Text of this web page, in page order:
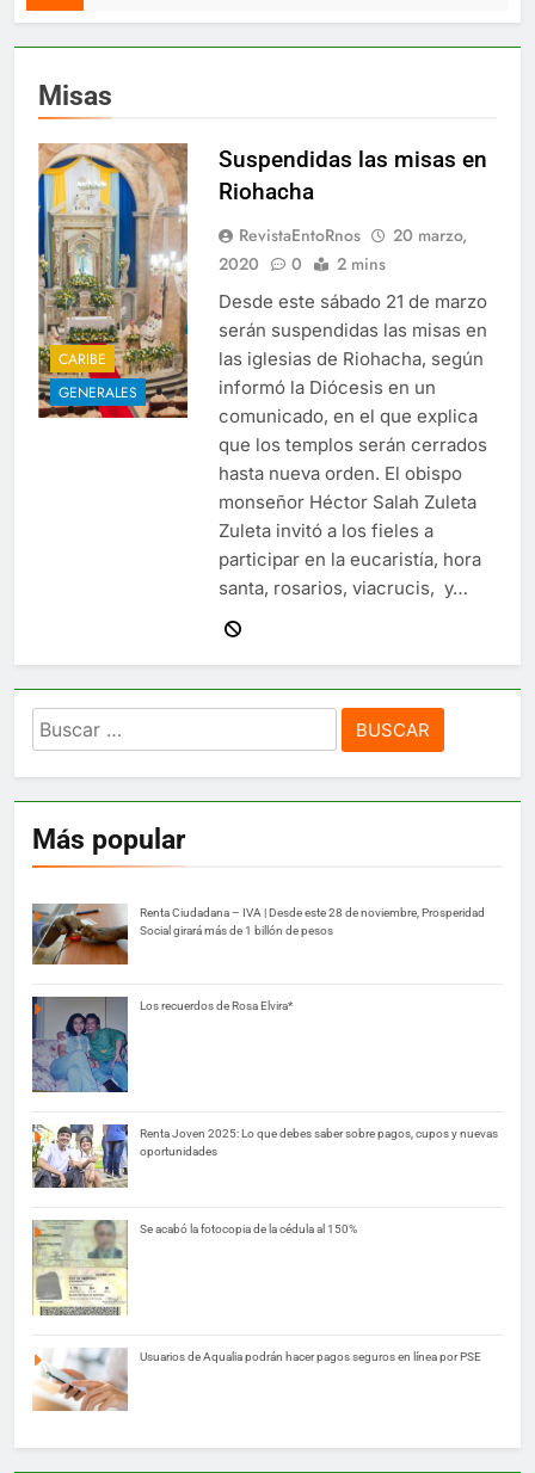
Misas
CARIBE
GENERALES
Suspendidas las misas en
Riohacha
RevistaEntoRnos
20 marzo,
2020
0 2 mins
Desde este sábado 21 de marzo
serán suspendidas las misas en
las iglesias de Riohacha, según
informó la Diócesis en un
comunicado, en el que explica
que los templos serán cerrados
hasta nueva orden. El obispo
monseñor Héctor Salah Zuleta
Zuleta invitó a los fieles a
participar en la eucaristía, hora
santa, rosarios, viacrucis, y…
Buscar:
Más popular
Renta Ciudadana – IVA | Desde este 28 de noviembre, Prosperidad
Social girará más de 1 billón de pesos
Los recuerdos de Rosa Elvira*
Renta Joven 2025: Lo que debes saber sobre pagos, cupos y nuevas
oportunidades
Se acabó la fotocopia de la cédula al 150%
Usuarios de Aqualia podrán hacer pagos seguros en línea por PSE